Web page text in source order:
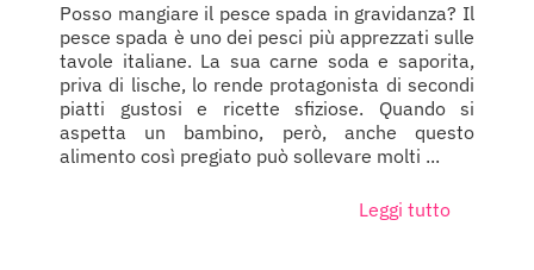
Posso mangiare il pesce spada in gravidanza? Il
pesce spada è uno dei pesci più apprezzati sulle
tavole italiane. La sua carne soda e saporita,
priva di lische, lo rende protagonista di secondi
piatti gustosi e ricette sfiziose. Quando si
aspetta un bambino, però, anche questo
alimento così pregiato può sollevare molti ...
Leggi tutto